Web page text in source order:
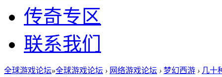
传奇专区
联系我们
全球游戏论坛»全球游戏论坛 › 网络游戏论坛 › 梦幻西游 › 几十